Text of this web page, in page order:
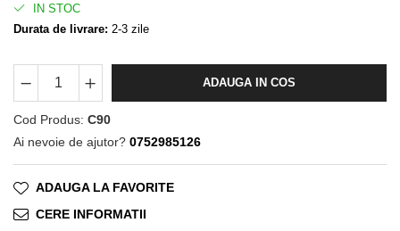
IN STOC
Durata de livrare: 2-3 zile
ADAUGA IN COS
Cod Produs: C90
Ai nevoie de ajutor? 0752985126
ADAUGA LA FAVORITE
CERE INFORMATII